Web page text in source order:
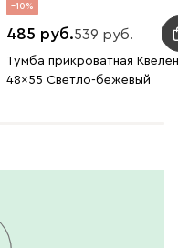
10
485 539
Тумба прикроватная Квелен
48x55 Светло-бежевый